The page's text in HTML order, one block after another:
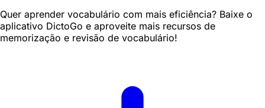
Quer aprender vocabulário com mais eficiência? Baixe o
aplicativo DictoGo e aproveite mais recursos de
memorização e revisão de vocabulário!